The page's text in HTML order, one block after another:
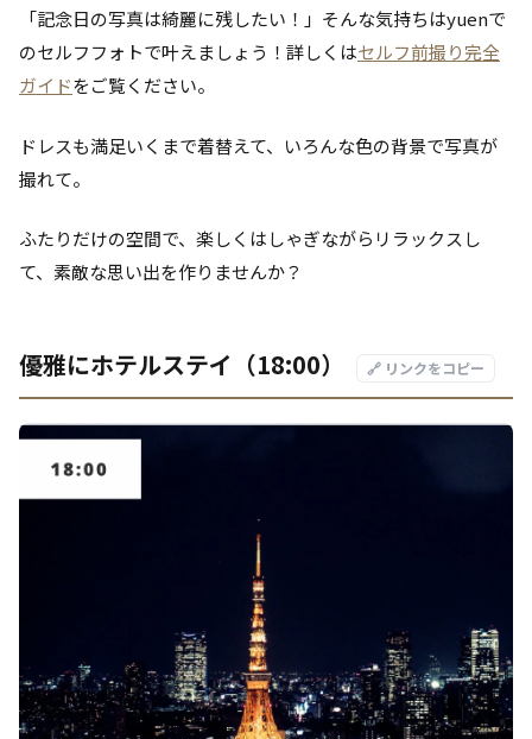
「記念日の写真は綺麗に残したい！」そんな気持ちはyuenで
のセルフフォトで叶えましょう！詳しくはセルフ前撮り完全
ガイドをご覧ください。
ドレスも満足いくまで着替えて、いろんな色の背景で写真が
撮れて。
ふたりだけの空間で、楽しくはしゃぎながらリラックスし
て、素敵な思い出を作りませんか？
優雅にホテルステイ（18:00） 🔗 リンクをコピー